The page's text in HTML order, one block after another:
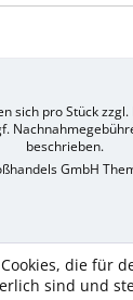
sich pro Stück
beschrieben.
GmbH
die für
sind und